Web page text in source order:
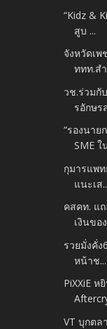
“Kidz &
สูบ ...
จังหวัดเพ
ททท.ส
วช.ร่วมกั
รอักษร
“รองนา
SME ใ
กุมารแพ
แนะเส
คสคท. แ
เงินขอ
รวยมั่งคั่
หน้าช...
PiXXiE ห
VT บุกตล